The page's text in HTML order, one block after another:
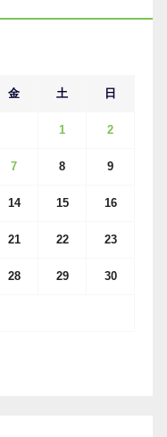
金 土 日
1 2
7 8 9
14 15 16
21 22 23
28 29 30